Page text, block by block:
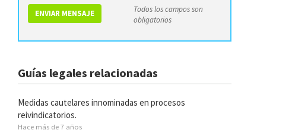
ENVIAR MENSAJE
Todos los campos son
obligatorios
Guías legales relacionadas
Medidas cautelares innominadas en procesos
reivindicatorios.
Hace más de 7 años